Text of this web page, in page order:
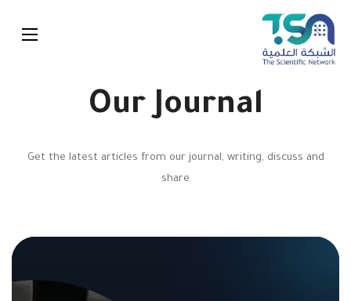
Our Journal
Get the latest articles from our journal, writing, discuss and
share